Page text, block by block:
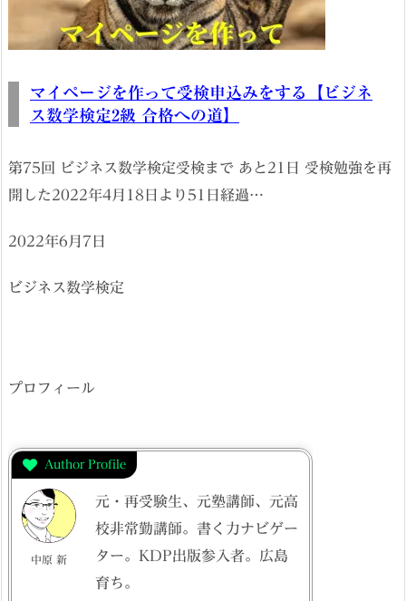
マイページを作って受検申込みをする【ビジネ
ス数学検定2級 合格への道】
第75回 ビジネス数学検定受検まで あと21日 受検勉強を再
開した2022年4月18日より51日経過…
2022年6月7日
ビジネス数学検定
プロフィール
Author Profile
中原 新
元・再受験生、元塾講師、元高
校非常勤講師。書く力ナビゲー
ター。KDP出版参入者。広島
育ち。